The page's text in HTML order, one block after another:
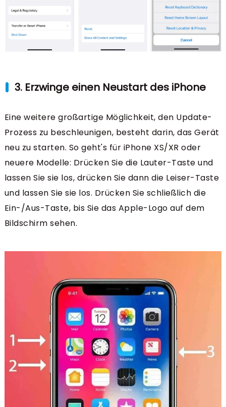
3. Erzwinge einen Neustart des iPhone
Eine weitere großartige Möglichkeit, den Update-
Prozess zu beschleunigen, besteht darin, das Gerät
neu zu starten. So geht's für iPhone XS/XR oder
neuere Modelle: Drücken Sie die Lauter-Taste und
lassen Sie sie los, drücken Sie dann die Leiser-Taste
und lassen Sie sie los. Drücken Sie schließlich die
Ein-/Aus-Taste, bis Sie das Apple-Logo auf dem
Bildschirm sehen.